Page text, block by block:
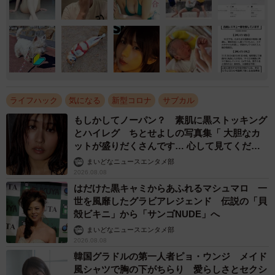
ライフハック 気になる 新型コロナ サブカル
もしかしてノーパン？ 素肌に黒ストッキング
とハイレグ ちとせよしの写真集「 大胆なカ
ットが盛りだくさんです… 心して見てくださ
い」まいどなニュースエンタメ部
2026.08.08
はだけた黒キャミからあふれるマシュマロ 一
世を風靡したグラビアレジェンド 伝説の「貝
殻ビキニ」から「サンゴNUDE」へ
まいどなニュースエンタメ部
2026.08.08
韓国グラドルの第一人者ピョ・ウンジ メイド
風シャツで胸の下がちらり 愛らしさとセクシ